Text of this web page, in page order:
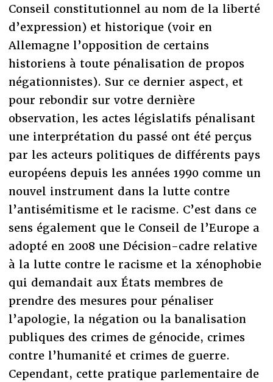
Conseil constitutionnel au nom de la liberté
d’expression) et historique (voir en
Allemagne l’opposition de certains
historiens à toute pénalisation de propos
négationnistes). Sur ce dernier aspect, et
pour rebondir sur votre dernière
observation, les actes législatifs pénalisant
une interprétation du passé ont été perçus
par les acteurs politiques de différents pays
européens depuis les années 1990 comme un
nouvel instrument dans la lutte contre
l’antisémitisme et le racisme. C’est dans ce
sens également que le Conseil de l’Europe a
adopté en 2008 une Décision-cadre relative
à la lutte contre le racisme et la xénophobie
qui demandait aux États membres de
prendre des mesures pour pénaliser
l’apologie, la négation ou la banalisation
publiques des crimes de génocide, crimes
contre l’humanité et crimes de guerre.
Cependant, cette pratique parlementaire de